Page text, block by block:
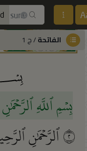
الفاتحة/ ج 1
بِسۡمِ ٱللَّهِ
٢ٱلرَّحۡمَٰنِ